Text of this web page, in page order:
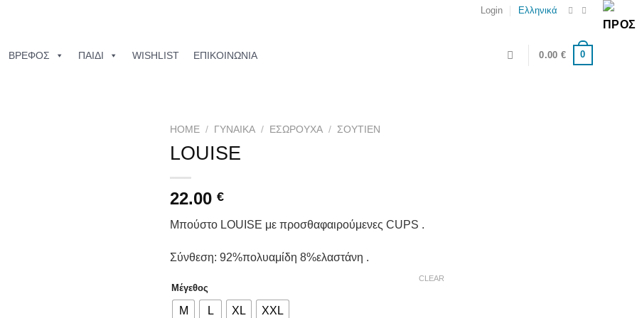
Login Ελληνικά
ΒΡΕΦΟΣ ΠΑΙΔΙ WISHLIST ΕΠΙΚΟΙΝΩΝΙΑ 0.00 € 0
HOME / ΓΥΝΑΙΚΑ / ΕΣΏΡΟΥΧΑ / ΣΟΥΤΙΈΝ
LOUISE
22.00 €
Μπούστο LOUISE με προσθαφαιρούμενες CUPS .
Σύνθεση: 92%πολυαμίδη 8%ελαστάνη .
Μέγεθος
M L XL XXL
CLEAR